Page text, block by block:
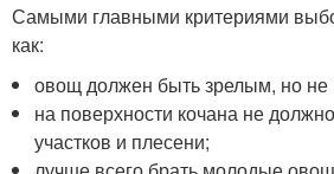
Самыми главными критериями
как:
овощ должен быть зрелым, но не
на поверхности кочана не
участков и плесени;